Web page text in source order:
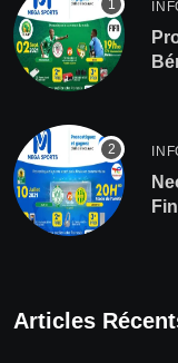
Articles